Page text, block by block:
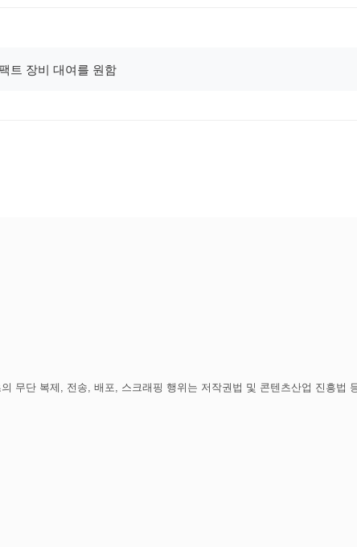
트 장비 대여를 원함
무단 복제, 전송, 배포, 스크래핑 행위는 저작권법 및 콘텐츠산업 진흥법